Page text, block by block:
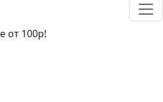
от 100р!